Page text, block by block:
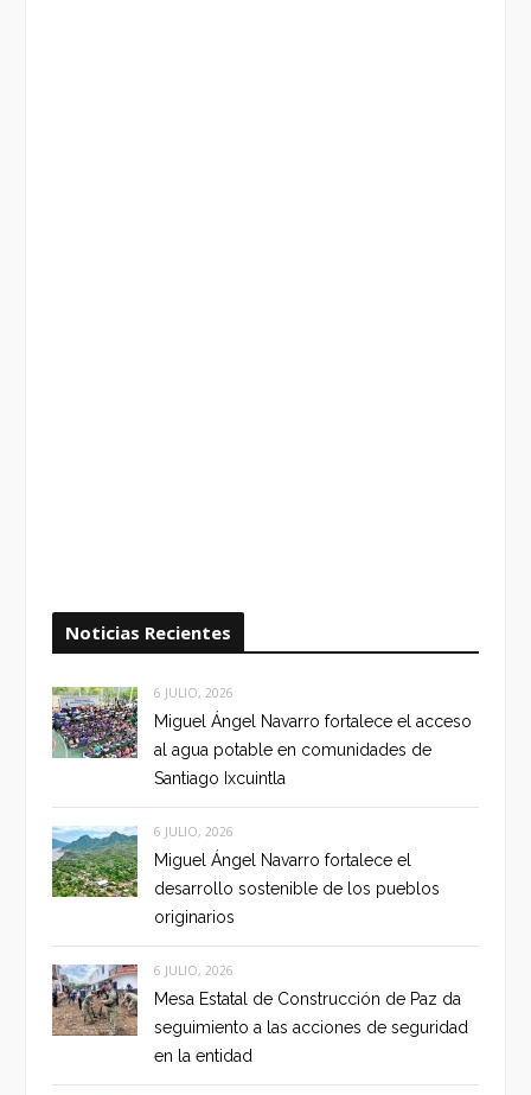
Noticias Recientes
6 JULIO, 2026
Miguel Ángel Navarro fortalece el acceso
al agua potable en comunidades de
Santiago Ixcuintla
6 JULIO, 2026
Miguel Ángel Navarro fortalece el
desarrollo sostenible de los pueblos
originarios
6 JULIO, 2026
Mesa Estatal de Construcción de Paz da
seguimiento a las acciones de seguridad
en la entidad